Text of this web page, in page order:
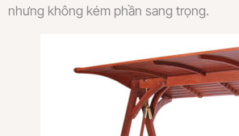
nhưng không kém phần sang trọng.